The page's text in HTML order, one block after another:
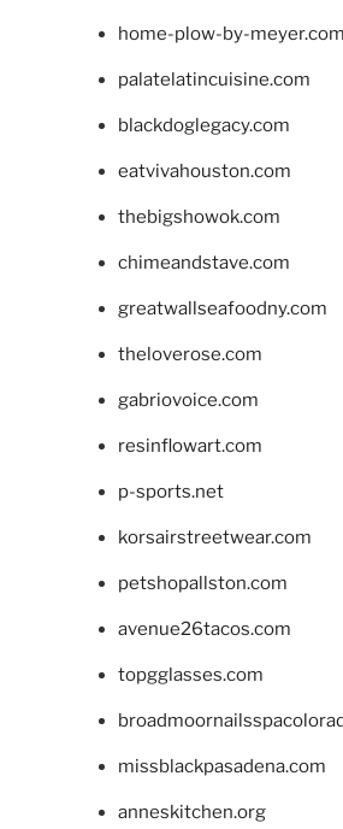
home-plow-by-meyer.com
palatelatincuisine.com
blackdoglegacy.com
eatvivahouston.com
thebigshowok.com
chimeandstave.com
greatwallseafoodny.com
theloverose.com
gabriovoice.com
resinflowart.com
p-sports.net
korsairstreetwear.com
petshopallston.com
avenue26tacos.com
topgglasses.com
missblackpasadena.com
anneskitchen.org